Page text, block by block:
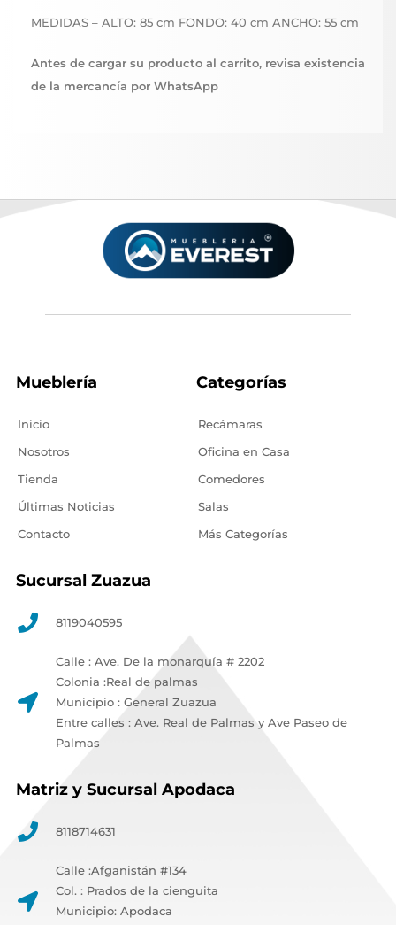
MEDIDAS – ALTO: 85 cm FONDO: 40 cm ANCHO: 55 cm
Antes de cargar su producto al carrito, revisa existencia
de la mercancía por WhatsApp
Mueblería
Inicio
Nosotros
Tienda
Últimas Noticias
Contacto
Categorías
Recámaras
Oficina en Casa
Comedores
Salas
Más Categorías
Sucursal Zuazua
8119040595
Calle : Ave. De la monarquía # 2202
Colonia :Real de palmas
Municipio : General Zuazua
Entre calles : Ave. Real de Palmas y Ave Paseo de
Palmas
Matriz y Sucursal Apodaca
8118714631
Calle :Afganistán #134
Col. : Prados de la cienguita
Municipio: Apodaca